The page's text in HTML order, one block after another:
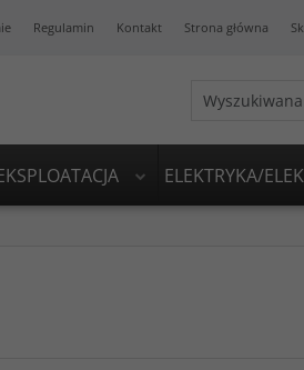
Regulamin Kontakt Strona główna
ELEKTRYKA/